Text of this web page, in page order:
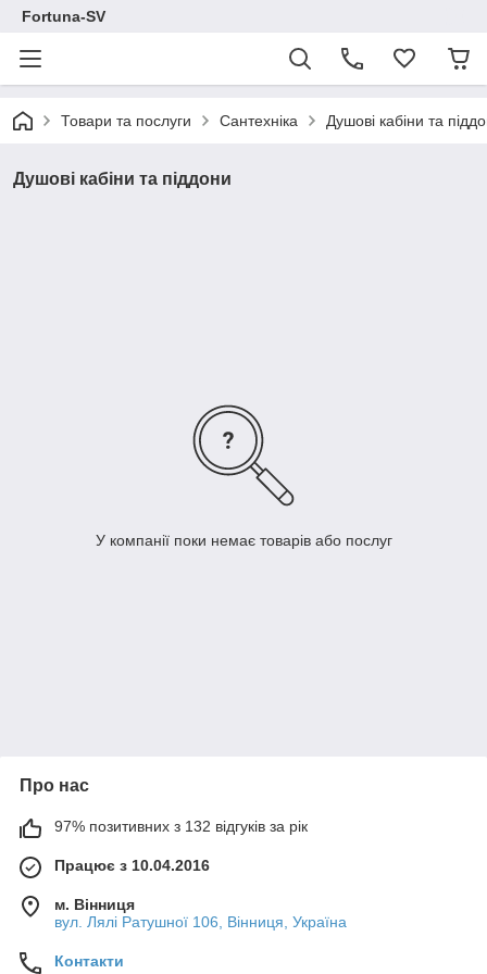
Fortuna-SV
Товари та послуги Сантехніка Душові кабіни та
Душові кабіни та піддони
У компанії поки немає товарів або послуг
Про нас
97% позитивних з 132 відгуків за рік
Працює з 10.04.2016
м. Вінниця
вул. Лялі Ратушної 106, Вінниця, Україна
Контакти